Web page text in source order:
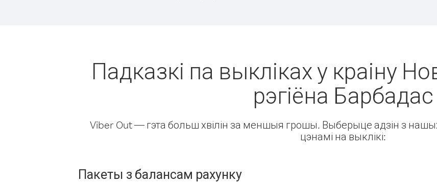
Падказкі па выкліках у краіну
рэгіёна Барбадас
Viber Out — гэта больш хвілін за меншыя грошы. Выберыце адзін з нашых
цэнамі на выклікі:
Пакеты з балансам рахунку